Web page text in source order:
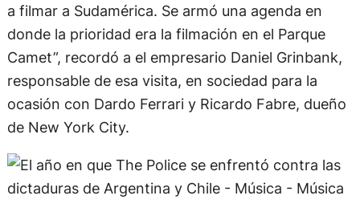
a filmar a Sudamérica. Se armó una agenda en
donde la prioridad era la filmación en el Parque
Camet”, recordó a el empresario Daniel Grinbank,
responsable de esa visita, en sociedad para la
ocasión con Dardo Ferrari y Ricardo Fabre, dueño
de New York City.